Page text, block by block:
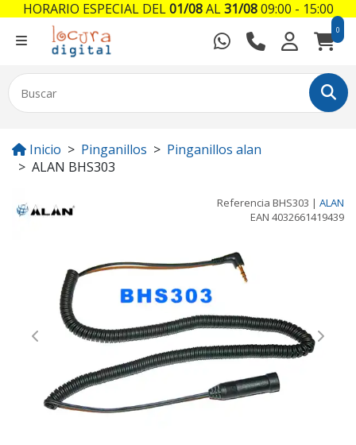
0
Inicio Pinganillos
Pinganillos alan
ALAN BHS303
Referencia BHS303 | ALAN
EAN 4032661419439
Previous Next
HORARIO ESPECIAL DEL01/08AL31/0809:00 - 15:00